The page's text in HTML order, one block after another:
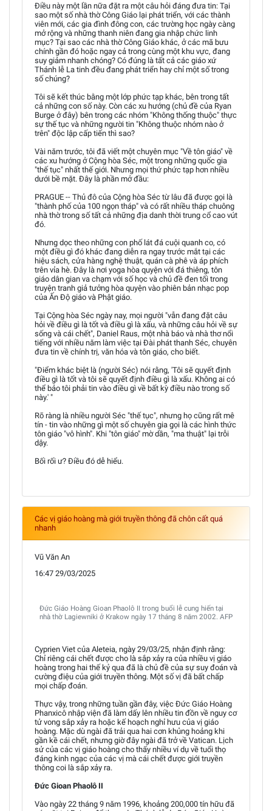
Điều này một lần nữa đặt ra một câu hỏi đáng đưa tin: Tại
sao một số nhà thờ Công Giáo lại phát triển, với các thành
viên mới, các gia đình đông con, các trường học ngày càng
mở rộng và những thanh niên đang gia nhập chức linh
mục? Tại sao các nhà thờ Công Giáo khác, ở các mã bưu
chính gần đó hoặc ngay cả trong cùng một khu vực, đang
suy giảm nhanh chóng? Có đúng là tất cả các giáo xứ
Thánh lễ La tinh đều đang phát triển hay chỉ một số trong
số chúng?
Tôi sẽ kết thúc bằng một lớp phức tạp khác, bên trong tất
cả những con số này. Còn các xu hướng (chủ đề của Ryan
Burge ở đây) bên trong các nhóm "Không thống thuộc" thực
sự thế tục và những người tin "Không thuộc nhóm nào ở
trên" độc lập cấp tiến thì sao?
Vài năm trước, tôi đã viết một chuyên mục "Về tôn giáo" về
các xu hướng ở Cộng hòa Séc, một trong những quốc gia
"thế tục" nhất thế giới. Nhưng mọi thứ phức tạp hơn nhiều
dưới bề mặt. Đây là phần mở đầu:
PRAGUE -- Thủ đô của Cộng hòa Séc từ lâu đã được gọi là
"thành phố của 100 ngọn tháp" và có rất nhiều tháp chuông
nhà thờ trong số tất cả những địa danh thời trung cổ cao vút
đó.
Nhưng dọc theo những con phố lát đá cuội quanh co, có
một điều gì đó khác đang diễn ra ngay trước mắt tại các
hiệu sách, cửa hàng nghệ thuật, quán cà phê và áp phích
trên vỉa hè. Đây là nơi yoga hòa quyện với đá thiêng, tôn
giáo dân gian va chạm với số học và chủ đề đen tối trong
truyện tranh giả tưởng hòa quyện vào phiên bản nhạc pop
của Ấn Độ giáo và Phật giáo.
Tại Cộng hòa Séc ngày nay, mọi người "vẫn đang đặt câu
hỏi về điều gì là tốt và điều gì là xấu, và những câu hỏi về sự
sống và cái chết", Daniel Raus, một nhà báo và nhà thơ nổi
tiếng với nhiều năm làm việc tại Đài phát thanh Séc, chuyên
đưa tin về chính trị, văn hóa và tôn giáo, cho biết.
"Điểm khác biệt là (người Séc) nói rằng, 'Tôi sẽ quyết định
điều gì là tốt và tôi sẽ quyết định điều gì là xấu. Không ai có
thể bảo tôi phải tin vào điều gì về bất kỳ điều nào trong số
này.' "
Rõ ràng là nhiều người Séc "thế tục", nhưng họ cũng rất mê
tín - tin vào những gì một số chuyên gia gọi là các hình thức
tôn giáo "vô hình". Khi "tôn giáo" mờ dần, "ma thuật" lại trỗi
dậy.
Bối rối ư? Điều đó dễ hiểu.
Các vị giáo hoàng mà giới truyền thông đã chôn cất quá
nhanh
Vũ Văn An
16:47 29/03/2025
Đức Giáo Hoàng Gioan Phaolô II trong buổi lễ cung hiến tại
nhà thờ Lagiewniki ở Krakow ngày 17 tháng 8 năm 2002. AFP
Cyprien Viet của Aleteia, ngày 29/03/25, nhận định rằng:
Chỉ riêng cái chết được cho là sắp xảy ra của nhiều vị giáo
hoàng trong hai thế kỷ qua đã là chủ đề của sự suy đoán và
cường điệu của giới truyền thông. Một số vị đã bất chấp
mọi chấp đoán.
Thực vậy, trong những tuần gần đây, việc Đức Giáo Hoàng
Phanxicô nhập viện đã làm dấy lên nhiều tin đồn về nguy cơ
tử vong sắp xảy ra hoặc kế hoạch nghỉ hưu của vị giáo
hoàng. Mặc dù ngài đã trải qua hai cơn khủng hoảng khi
gần kề cái chết, nhưng giờ đây ngài đã trở về Vatican. Lịch
sử của các vị giáo hoàng cho thấy nhiều ví dụ về tuổi thọ
đáng kinh ngạc của các vị mà cái chết được giới truyền
thông coi là sắp xảy ra.
Đức Gioan Phaolô II
Vào ngày 22 tháng 9 năm 1996, khoảng 200,000 tín hữu đã